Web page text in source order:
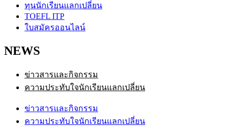
ทุนนักเรียนแลกเปลี่ยน
TOEFL ITP
ใบสมัครออนไลน์
NEWS
ข่าวสารและกิจกรรม
ความประทับใจนักเรียนแลกเปลี่ยน
ข่าวสารและกิจกรรม
ความประทับใจนักเรียนแลกเปลี่ยน